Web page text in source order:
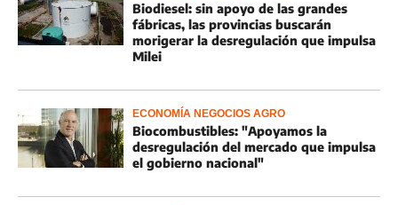
Biodiesel: sin apoyo de las grandes
fábricas, las provincias buscarán
morigerar la desregulación que impulsa
Milei
ECONOMÍA NEGOCIOS AGRO
Biocombustibles: "Apoyamos la
desregulación del mercado que impulsa
el gobierno nacional"